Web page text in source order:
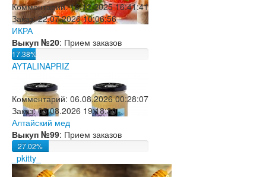
Комментарий:16.12.2025 16:41:41
Заказ:22.07.2026 10:06:56
ИКРА
Выкуп №20: Прием заказов
17.38%
AYTALINAPRIZ
Комментарий: 06.08.2026 00:28:07
Заказ:05.08.2026 19:18:30
Алтайский мед
Выкуп №99: Прием заказов
27.02%
_pkitty_